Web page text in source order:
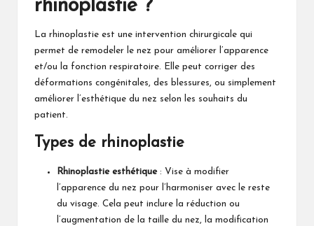
rhinoplastie ?
La rhinoplastie est une intervention chirurgicale qui
permet de remodeler le nez pour améliorer l’apparence
et/ou la fonction respiratoire. Elle peut corriger des
déformations congénitales, des blessures, ou simplement
améliorer l’esthétique du nez selon les souhaits du
patient.
Types de rhinoplastie
Rhinoplastie esthétique: Vise à modifier
l’apparence du nez pour l’harmoniser avec le reste
du visage. Cela peut inclure la réduction ou
l’augmentation de la taille du nez, la modification